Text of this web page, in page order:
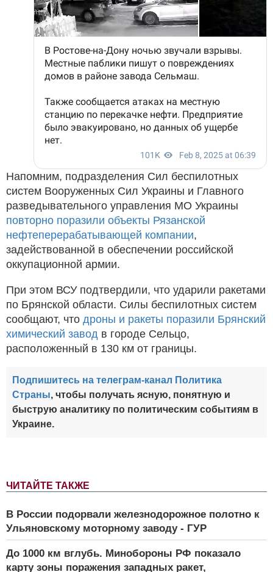
ЧИТАЙТЕ ТАКЖЕ
В России подорвали железнодорожное полотно к
Ульяновскому моторному заводу - ГУР
До 1000 км вглубь. Минобороны РФ показало
карту зоны поражения западных ракет,
Напомним, подразделения Сил беспилотных
систем Вооруженных Сил Украины и Главного
разведывательного управления МО Украины
повторно поразили объекты Рязанской
нефтеперерабатывающей компании,
задействованной в обеспечении российской
оккупационной армии.
При этом ВСУ подтвердили, что ударили ракетами
по Брянской области. Силы беспилотных систем
сообщают, что дроны и ракеты поразили Брянский
химический завод в городе Сельцо,
расположенный в 130 км от границы.
Подпишитесь на телеграм-канал Политика
Страны, чтобы получать ясную, понятную и
быструю аналитику по политическим событиям в
Украине.